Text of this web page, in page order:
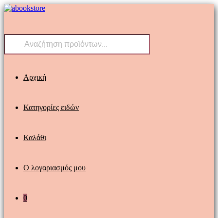
Skip
Products
Αρχική
Κατηγορίες ειδών
Καλάθι
Ο λογαριασμός μου
0